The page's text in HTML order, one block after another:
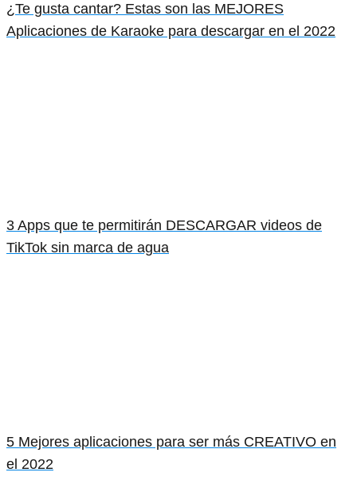
¿Te gusta cantar? Estas son las MEJORES
Aplicaciones de Karaoke para descargar en el 2022
3 Apps que te permitirán DESCARGAR videos de
TikTok sin marca de agua
5 Mejores aplicaciones para ser más CREATIVO en
el 2022